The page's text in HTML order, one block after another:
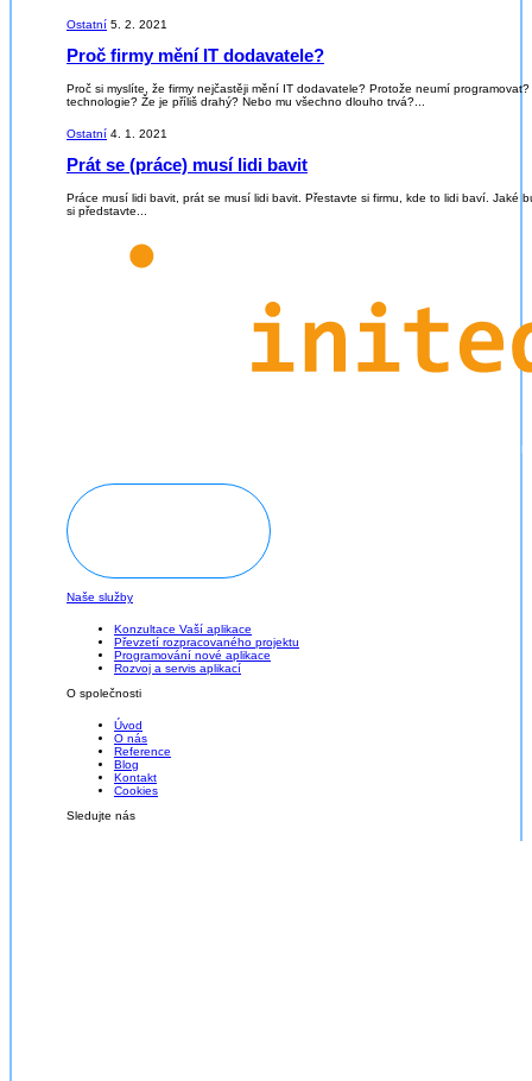
Ostatní 5. 2. 2021
Proč firmy mění IT dodavatele?
Proč si myslíte, že firmy nejčastěji mění IT dodavatele? Protože neumí
technologie? Že je příliš drahý? Nebo mu všechno dlouho trvá?...
Ostatní 4. 1. 2021
Prát se (práce) musí lidi bavit
Práce musí lidi bavit, prát se musí lidi bavit. Přestavte si firmu, kde to lidi baví. Jaké
si představte...
Naše služby
Konzultace Vaší aplikace
Převzetí rozpracovaného projektu
Programování nové aplikace
Rozvoj a servis aplikací
O společnosti
Úvod
O nás
Reference
Blog
Kontakt
Cookies
Sledujte nás